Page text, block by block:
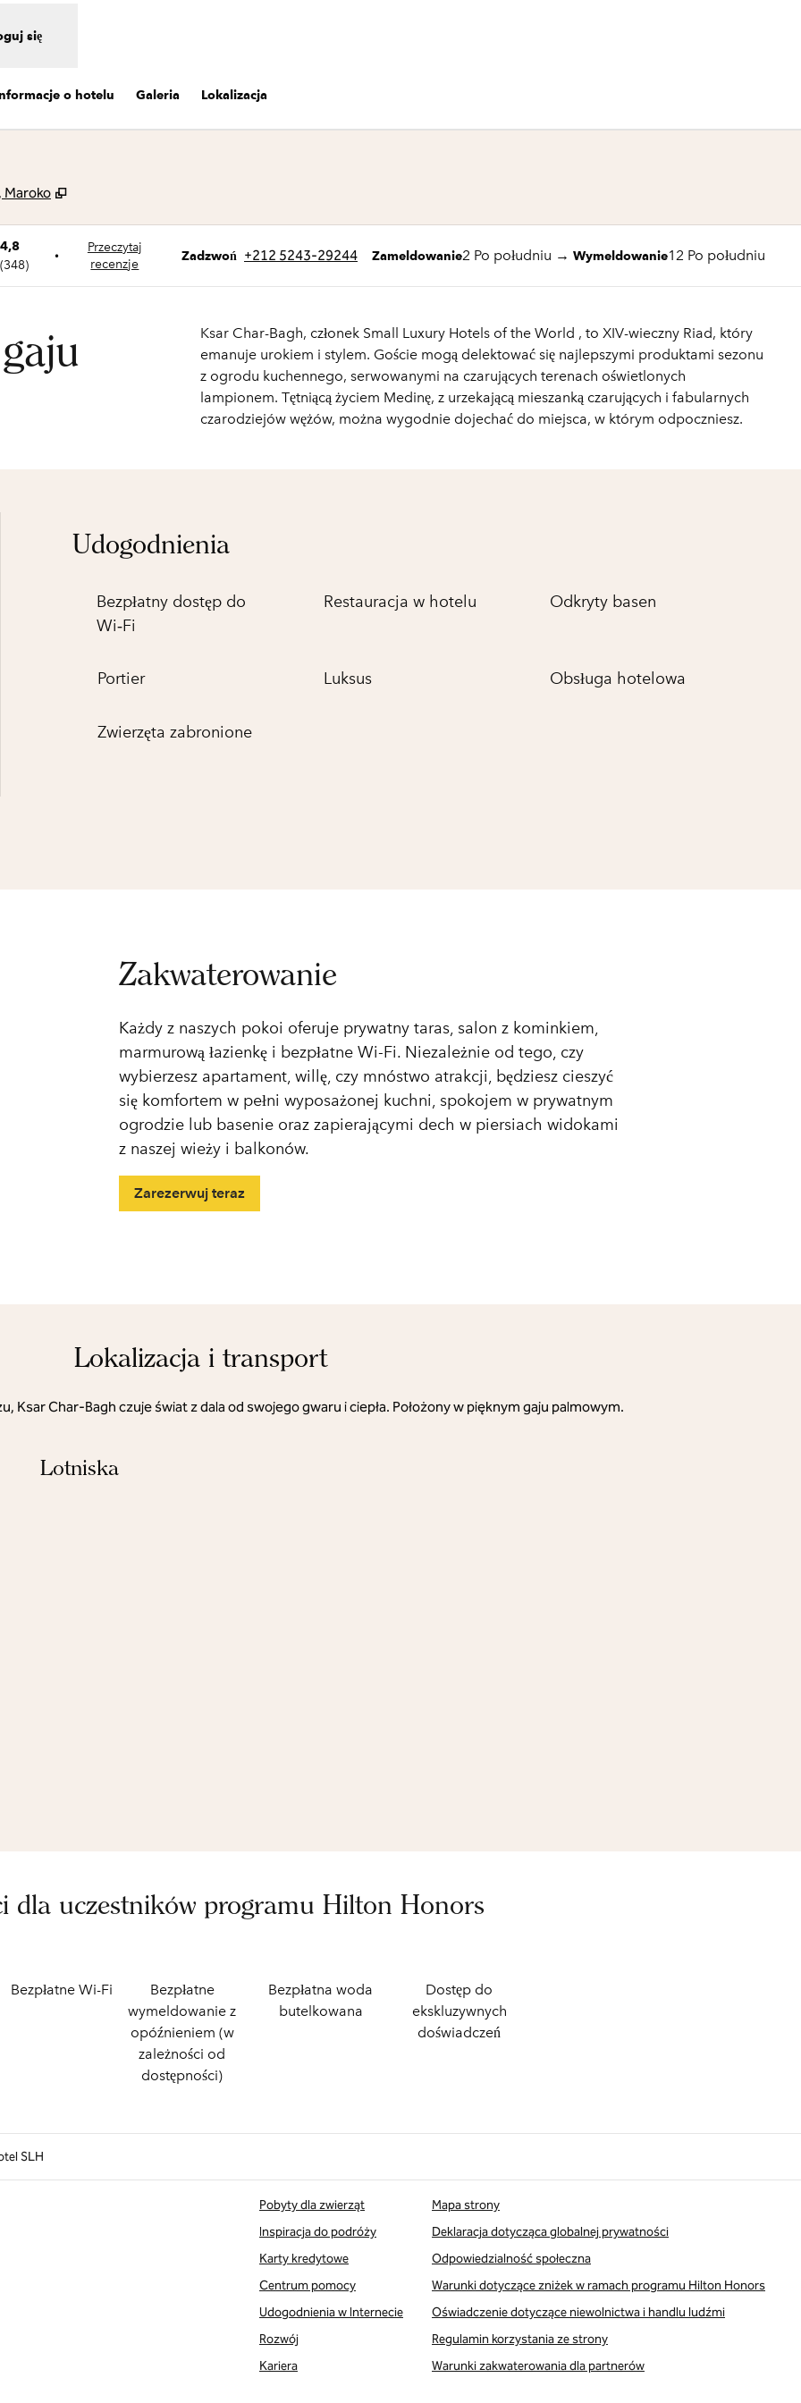
się
o hotelu Galeria Lokalizacja
Maroko ,
4,8
(348)
•
Przeczytaj
recenzje
Zadzwoń
Zadzwoń +212 5243-29244 Zameldowanie2 Po południu → Wymeldowanie12 Po południu
Ksar Char-Bagh, członek Small Luxury Hotels of the World , to XIV-wieczny Riad, który
emanuje urokiem i stylem. Goście mogą delektować się najlepszymi produktami sezonu
z ogrodu kuchennego, serwowanymi na czarujących terenach oświetlonych
lampionem. Tętniącą życiem Medinę, z urzekającą mieszanką czarujących i fabularnych
czarodziejów wężów, można wygodnie dojechać do miejsca, w którym odpoczniesz.
Udogodnienia
Bezpłatny dostęp do
Wi‑Fi
Restauracja w hotelu Odkryty basen
Portier Luksus Obsługa hotelowa
Zwierzęta zabronione
Zakwaterowanie
Każdy z naszych pokoi oferuje prywatny taras, salon z kominkiem,
marmurową łazienkę i bezpłatne Wi-Fi. Niezależnie od tego, czy
wybierzesz apartament, willę, czy mnóstwo atrakcji, będziesz cieszyć
się komfortem w pełni wyposażonej kuchni, spokojem w prywatnym
ogrodzie lub basenie oraz zapierającymi dech w piersiach widokami
z naszej wieży i balkonów.
Zarezerwuj teraz
Lokalizacja i transport
Ksar Char-Bagh czuje świat z dala od swojego gwaru i ciepła. Położony w pięknym gaju palmowym.
Lotniska
dla uczestników programu Hilton Honors
Bezpłatne Wi-Fi
Bezpłatne
wymeldowanie z
opóźnieniem (w
zależności od
dostępności)
Bezpłatna woda
butelkowana
Dostęp do
ekskluzywnych
doświadczeń
SLH
Pobyty dla zwierząt
Inspiracja do podróży
Karty kredytowe
Centrum pomocy
Udogodnienia w Internecie
Rozwój
Kariera
Mapa strony
Deklaracja dotycząca globalnej prywatności
Odpowiedzialność społeczna
Warunki dotyczące zniżek w ramach programu Hilton Honors
Oświadczenie dotyczące niewolnictwa i handlu ludźmi
Regulamin korzystania ze strony
Warunki zakwaterowania dla partnerów